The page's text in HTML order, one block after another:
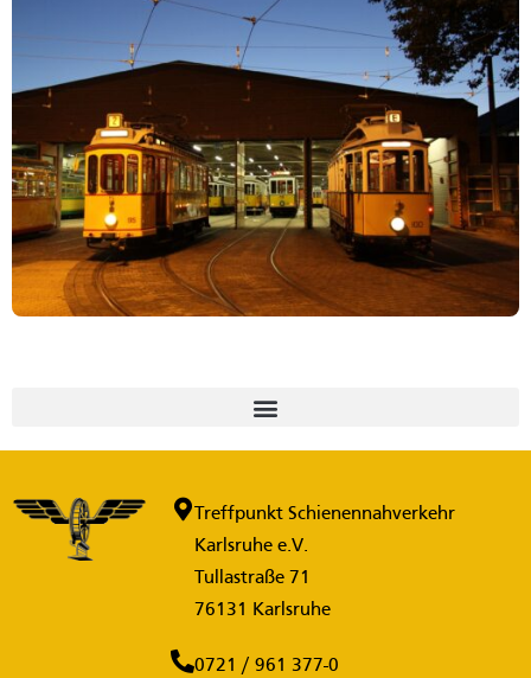
Treffpunkt Schienennahverkehr
Karlsruhe e.V.
Tullastraße 71
76131 Karlsruhe
0721 / 961 377-0